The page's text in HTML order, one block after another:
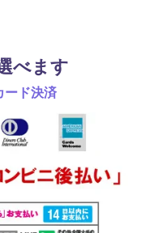
べます
ード決済